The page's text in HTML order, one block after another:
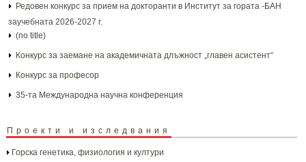
Редовен конкурс за прием на докторанти в Институт за гората -БАН
заучебната 2026-2027 г.
(no title)
Конкурс за заемане на академичната длъжност „главен асистент“
Конкурс за професор
35-та Международна научна конференция
Проекти и изследвания
Горска генетика, физиология и култури